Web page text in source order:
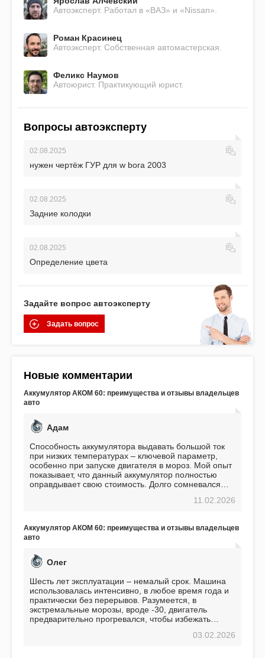
Автоэксперт. Работал в «ВАЗ» и «Nissan».
Роман Красинец
Автоэксперт. Собственная автомастерская.
Феликс Наумов
Автоюрист. Практикующий юрист.
Вопросы автоэксперту
02.08.2025
нужен чертёж ГУР для w bora 2003
02.08.2025
Задние колодки
02.08.2025
Определение цвета
Задайте вопрос автоэксперту
Задать вопрос
Новые комментарии
Аккумулятор АКОМ 60: преимущества и отзывы владельцев
авто
Адам
Способность аккумулятора выдавать большой ток
при низких температурах – ключевой параметр,
особенно при запуске двигателя в мороз. Мой опыт
показывает, что данный аккумулятор полностью
оправдывает свою стоимость. Долго сомневался
пожалел. Считаю, что это отличное вложение,11.02.2026
Аккумулятор АКОМ 60: преимущества и отзывы владельцев
авто
Олег
Шесть лет эксплуатации – немалый срок. Машина
использовалась интенсивно, в любое время года и
практически без перерывов. Разумеется, в
экстремальные морозы, вроде -30, двигатель
предварительно прогревался, чтобы избежать
использования не было ни единой поломки,03.02.2026